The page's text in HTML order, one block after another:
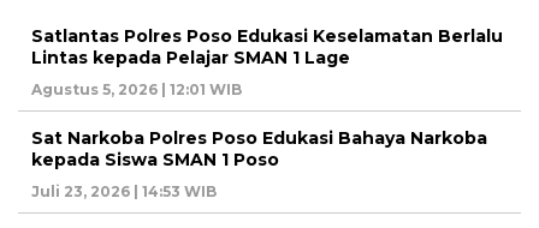
Satlantas Polres Poso Edukasi Keselamatan Berlalu
Lintas kepada Pelajar SMAN 1 Lage
Agustus 5, 2026 | 12:01 WIB
Sat Narkoba Polres Poso Edukasi Bahaya Narkoba
kepada Siswa SMAN 1 Poso
Juli 23, 2026 | 14:53 WIB